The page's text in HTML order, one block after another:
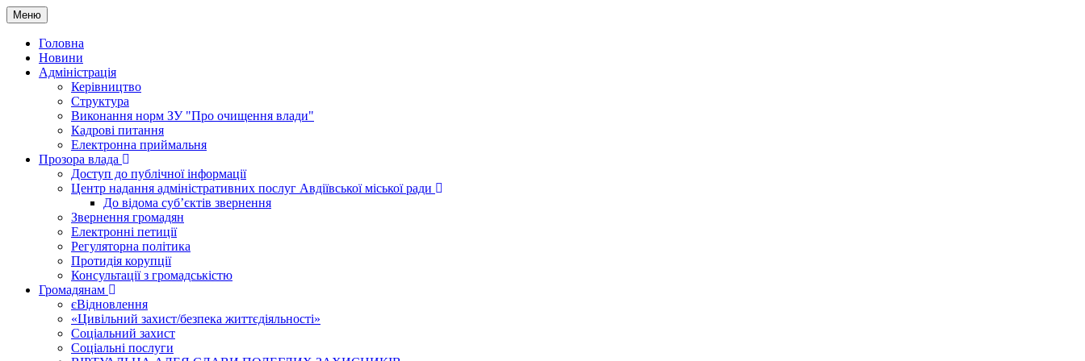
Меню
Головна
Новини
Адміністрація
Керівництво
Структура
Виконання норм ЗУ "Про очищення влади"
Кадрові питання
Електронна приймальня
Прозора влада
Доступ до публічної інформації
Центр надання адміністративних послуг Авдіївської міської ради
До відома суб’єктів звернення
Звернення громадян
Електронні петиції
Регуляторна політика
Протидія корупції
Консультації з громадськістю
Громадянам
єВідновлення
«Цивільний захист/безпека життєдіяльності»
Соціальний захист
Соціальні послуги